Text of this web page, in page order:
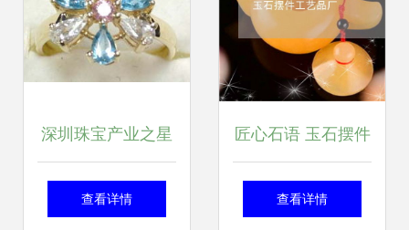
深圳珠宝产业之星
金盛鑫宏智来料加
查看详情
匠心石语 玉石摆件
工艺品厂的发展机
查看详情